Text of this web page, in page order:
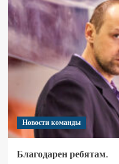
Новости команды
Благодарен ребятам.